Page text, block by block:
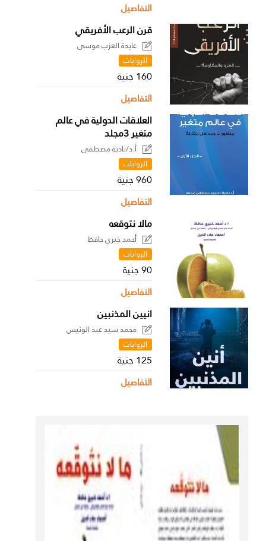
التفاصيل
قرن الرعب الأفريقي
عايدة العزب موسى
الروايات
160 جنية
التفاصيل
العلاقات الدولية في عالم
متغير 3مجلد
أ.د/نادية مصطفى
الروايات
960 جنية
التفاصيل
مالا نتوقعه
أحمد خيري حافظ
الروايات
90 جنية
التفاصيل
انيين المذنبين
محمد سيد عبد الونيس
الروايات
125 جنية
التفاصيل